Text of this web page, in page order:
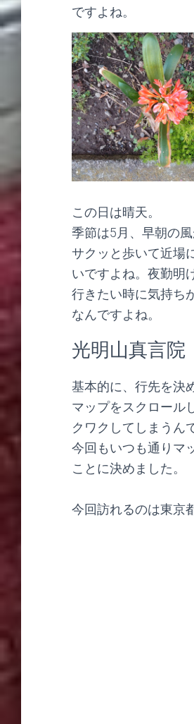
ですよね。
この日は晴天。
季節は5月、早朝の
サクッと歩いて近場
いですよね。夜勤明
行きたい時に気持ち
なんですよね。
光明山真言院
基本的に、行先を決
マップをスクロール
クワクしてしまうん
今回もいつも通りマ
ことに決めました。
今回訪れるのは東京